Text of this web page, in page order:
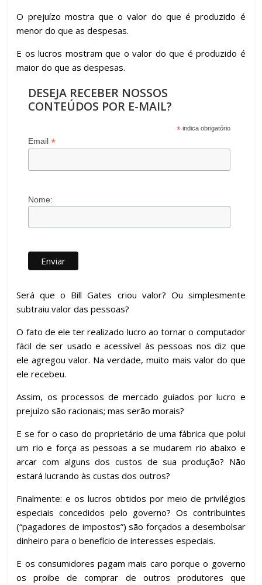
O prejuízo mostra que o valor do que é produzido é
menor do que as despesas.
E os lucros mostram que o valor do que é produzido é
maior do que as despesas.
DESEJA RECEBER NOSSOS
CONTEÚDOS POR E-MAIL?
* indica obrigatório
Email*
Nome:
Será que o Bill Gates criou valor? Ou simplesmente
subtraiu valor das pessoas?
O fato de ele ter realizado lucro ao tornar o computador
fácil de ser usado e acessível às pessoas nos diz que
ele agregou valor. Na verdade, muito mais valor do que
ele recebeu.
Assim, os processos de mercado guiados por lucro e
prejuízo são racionais; mas serão morais?
E se for o caso do proprietário de uma fábrica que polui
um rio e força as pessoas a se mudarem rio abaixo e
arcar com alguns dos custos de sua produção? Não
estará lucrando às custas dos outros?
Finalmente: e os lucros obtidos por meio de privilégios
especiais concedidos pelo governo? Os contribuintes
(“pagadores de impostos”) são forçados a desembolsar
dinheiro para o benefício de interesses especiais.
E os consumidores pagam mais caro porque o governo
os proibe de comprar de outros produtores que